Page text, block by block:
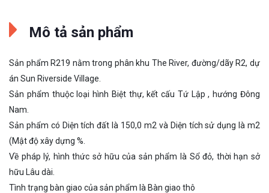
Mô tả sản phẩm
Sản phẩm R219 nằm trong phân khu The River, đường/dãy R2, dự
án Sun Riverside Village.
Sản phẩm thuộc loại hình Biệt thự, kết cấu Tứ Lập , hướng Đông
Nam.
Sản phẩm có Diện tích đất là 150,0 m2 và Diện tích sử dụng là m2
(Mật độ xây dựng %.
Về pháp lý, hình thức sở hữu của sản phẩm là Sổ đỏ, thời hạn sở
hữu Lâu dài.
Tình trạng bàn giao của sản phẩm là Bàn giao thô